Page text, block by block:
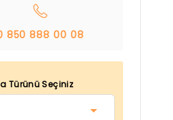
850 888 00 08
Türünü Seçiniz